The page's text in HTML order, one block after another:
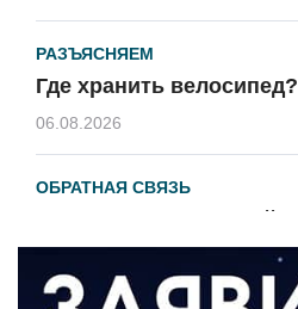
РАЗЪЯСНЯЕМ
Где хранить велосипед?
06.08.2026
ОБРАТНАЯ СВЯЗЬ
Администрация онлайн